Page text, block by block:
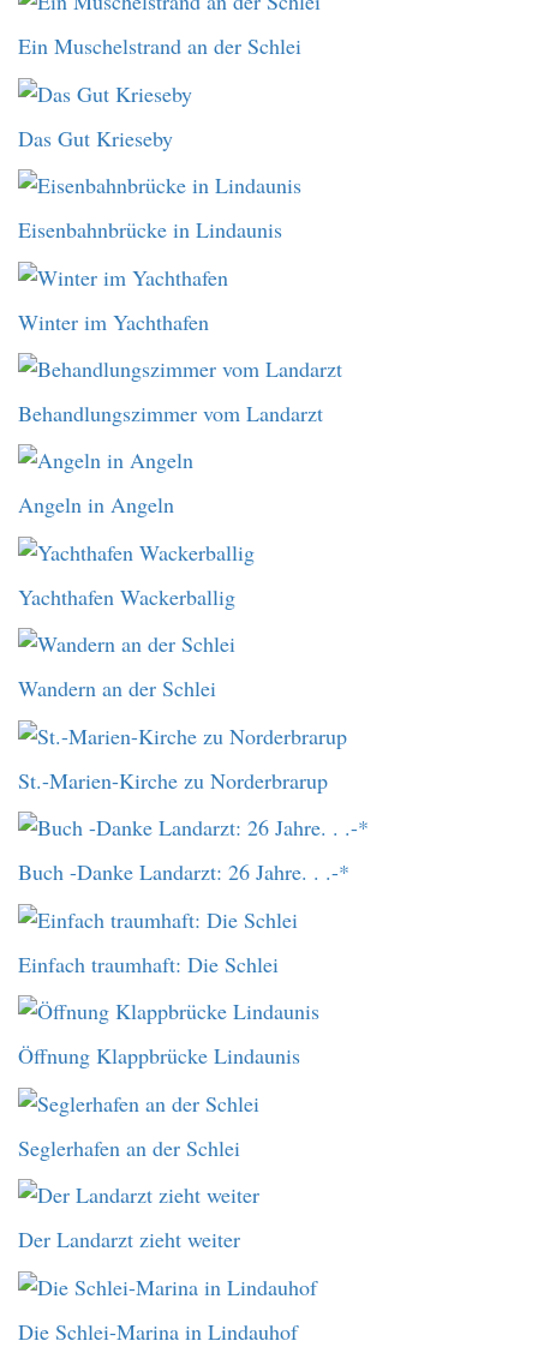
Ein Muschelstrand an der Schlei
Das Gut Krieseby
Eisenbahnbrücke in Lindaunis
Winter im Yachthafen
Behandlungszimmer vom Landarzt
Angeln in Angeln
Yachthafen Wackerballig
Wandern an der Schlei
St.-Marien-Kirche zu Norderbrarup
Buch -Danke Landarzt: 26 Jahre. . .-*
Einfach traumhaft: Die Schlei
Öffnung Klappbrücke Lindaunis
Seglerhafen an der Schlei
Der Landarzt zieht weiter
Die Schlei-Marina in Lindauhof